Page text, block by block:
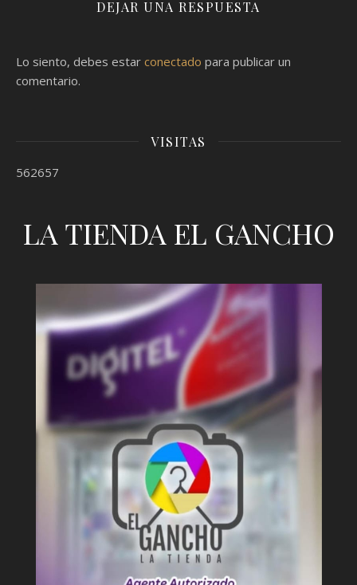
DEJAR UNA RESPUESTA
Lo siento, debes estar conectado para publicar un
comentario.
VISITAS
562657
LA TIENDA EL GANCHO